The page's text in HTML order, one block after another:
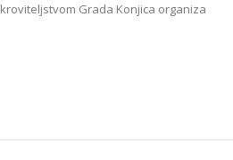
Grada Konjica organiza